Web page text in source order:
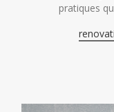
pratiques